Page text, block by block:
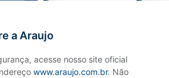
a Araujo
acesse nosso site oficial
www.araujo.com.br. Não